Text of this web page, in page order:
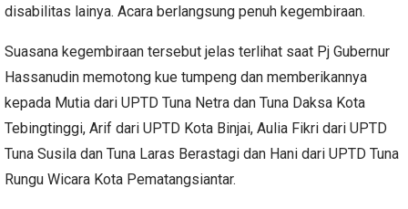
disabilitas lainya. Acara berlangsung penuh kegembiraan.
Suasana kegembiraan tersebut jelas terlihat saat Pj Gubernur
Hassanudin memotong kue tumpeng dan memberikannya
kepada Mutia dari UPTD Tuna Netra dan Tuna Daksa Kota
Tebingtinggi, Arif dari UPTD Kota Binjai, Aulia Fikri dari UPTD
Tuna Susila dan Tuna Laras Berastagi dan Hani dari UPTD Tuna
Rungu Wicara Kota Pematangsiantar.